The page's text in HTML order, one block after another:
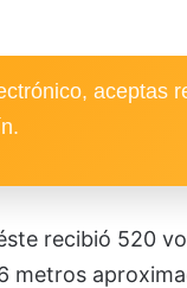
aceptas
recibió 520